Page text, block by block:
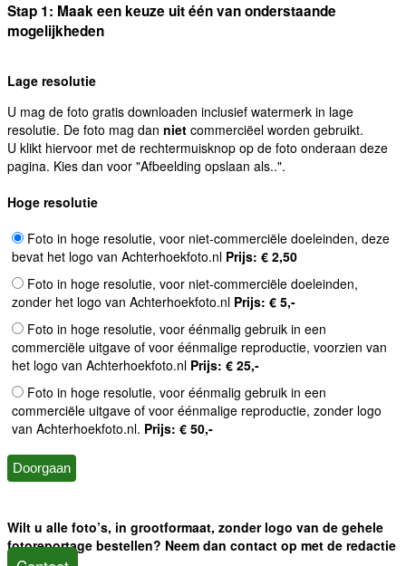
Stap 1: Maak een keuze uit één van onderstaande
mogelijkheden
Lage resolutie
U mag de foto gratis downloaden inclusief watermerk in lage
resolutie. De foto mag dan niet commerciëel worden gebruikt.
U klikt hiervoor met de rechtermuisknop op de foto onderaan deze
pagina. Kies dan voor "Afbeelding opslaan als..".
Hoge resolutie
Foto in hoge resolutie, voor niet-commerciële doeleinden, deze
bevat het logo van Achterhoekfoto.nl Prijs: € 2,50
Foto in hoge resolutie, voor niet-commerciële doeleinden,
zonder het logo van Achterhoekfoto.nl Prijs: € 5,-
Foto in hoge resolutie, voor éénmalig gebruik in een
commerciële uitgave of voor éénmalige reproductie, voorzien van
het logo van Achterhoekfoto.nl Prijs: € 25,-
Foto in hoge resolutie, voor éénmalig gebruik in een
commerciële uitgave of voor éénmalige reproductie, zonder logo
van Achterhoekfoto.nl. Prijs: € 50,-
Wilt u alle foto’s, in grootformaat, zonder logo van de gehele
fotoreportage bestellen? Neem dan contact op met de redactie